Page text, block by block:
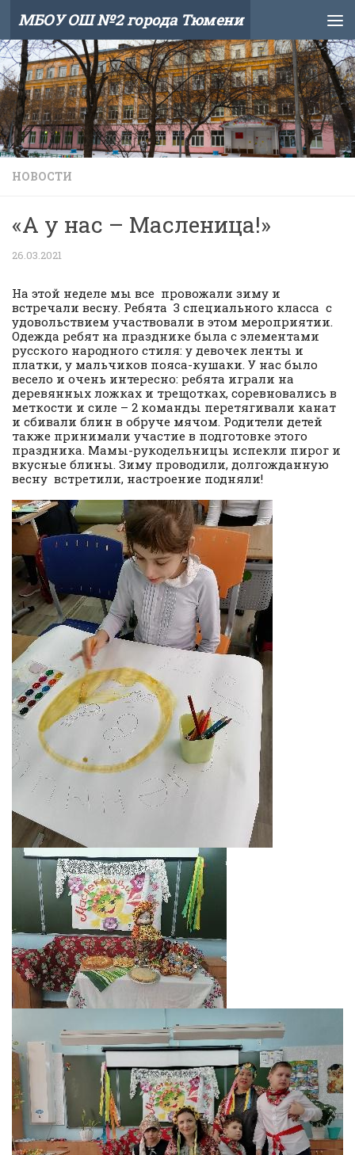
Skip to content
МБОУ ОШ №2 города Тюмени
НОВОСТИ
«А у нас – Масленица!»
26.03.2021
На этой неделе мы все провожали зиму и
встречали весну. Ребята 3 специального класса с
удовольствием участвовали в этом мероприятии.
Одежда ребят на празднике была с элементами
русского народного стиля: у девочек ленты и
платки, у мальчиков пояса-кушаки. У нас было
весело и очень интересно: ребята играли на
деревянных ложках и трещотках, соревновались в
меткости и силе – 2 команды перетягивали канат
и сбивали блин в обруче мячом. Родители детей
также принимали участие в подготовке этого
праздника. Мамы-рукодельницы испекли пирог и
вкусные блины. Зиму проводили, долгожданную
весну встретили, настроение подняли!